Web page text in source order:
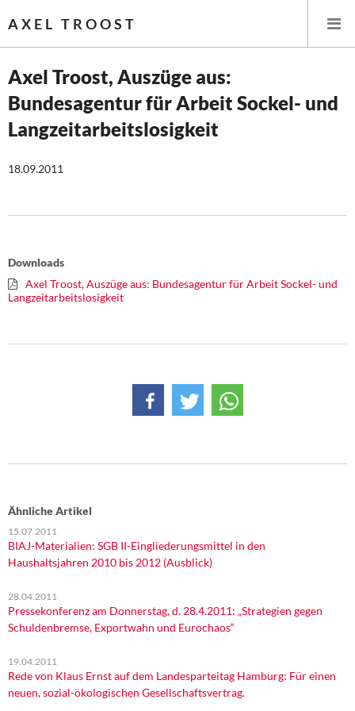
AXEL TROOST
Startseite
Themen
Wirtschaftspolitik
Steuer- und Finanzpolitik
Öffentliche Infrastruktur und Daseinsvorsorge
Rosa-Luxemburg-Stiftung
Über mich
Kontakt
Axel Troost, Auszüge aus:
Bundesagentur für Arbeit Sockel- und
Langzeitarbeitslosigkeit
18.09.2011
Downloads
Axel Troost, Auszüge aus: Bundesagentur für Arbeit Sockel- und
Langzeitarbeitslosigkeit
Ähnliche Artikel
15.07.2011
BIAJ-Materialien: SGB II-Eingliederungsmittel in den
Haushaltsjahren 2010 bis 2012 (Ausblick)
28.04.2011
Pressekonferenz am Donnerstag, d. 28.4.2011: „Strategien gegen
Schuldenbremse, Exportwahn und Eurochaos“
19.04.2011
Rede von Klaus Ernst auf dem Landesparteitag Hamburg: Für einen
neuen, sozial-ökologischen Gesellschaftsvertrag.